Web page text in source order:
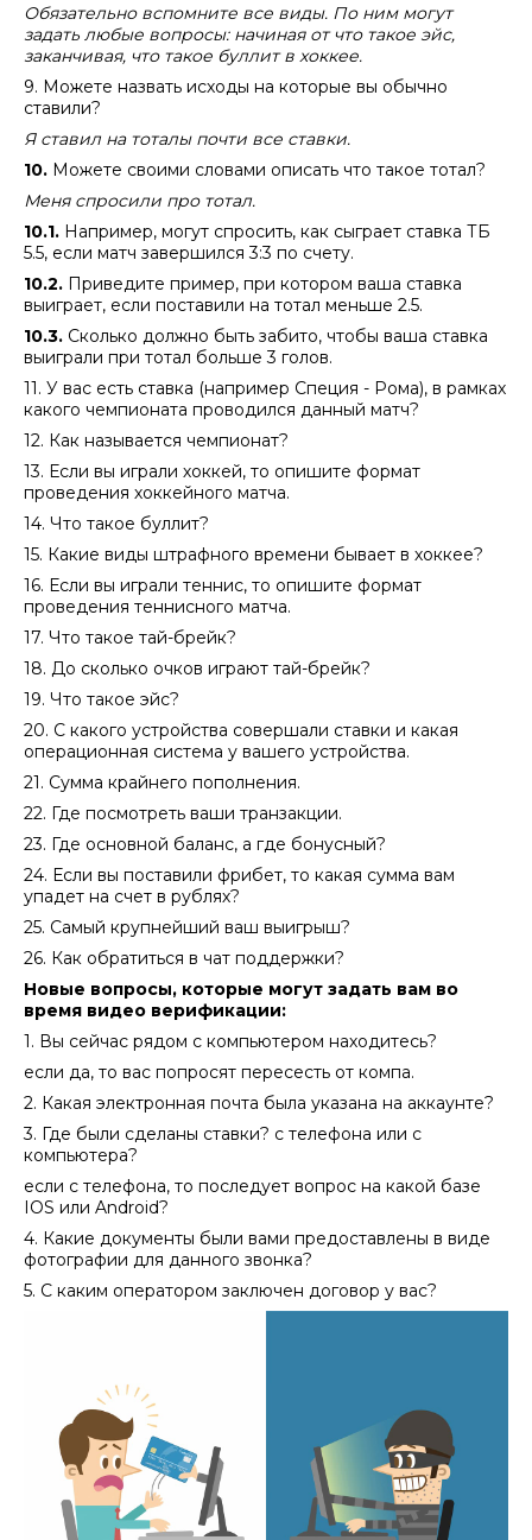
Обязательно вспомните все виды. По ним могут
задать любые вопросы: начиная от что такое эйс,
заканчивая, что такое буллит в хоккее.
9. Можете назвать исходы на которые вы обычно
ставили?
Я ставил на тоталы почти все ставки.
10. Можете своими словами описать что такое тотал?
Меня спросили про тотал.
10.1. Например, могут спросить, как сыграет ставка ТБ
5.5, если матч завершился 3:3 по счету.
10.2. Приведите пример, при котором ваша ставка
выиграет, если поставили на тотал меньше 2.5.
10.3. Сколько должно быть забито, чтобы ваша ставка
выиграли при тотал больше 3 голов.
11. У вас есть ставка (например Специя - Рома), в рамках
какого чемпионата проводился данный матч?
12. Как называется чемпионат?
13. Если вы играли хоккей, то опишите формат
проведения хоккейного матча.
14. Что такое буллит?
15. Какие виды штрафного времени бывает в хоккее?
16. Если вы играли теннис, то опишите формат
проведения теннисного матча.
17. Что такое тай-брейк?
18. До сколько очков играют тай-брейк?
19. Что такое эйс?
20. С какого устройства совершали ставки и какая
операционная система у вашего устройства.
21. Сумма крайнего пополнения.
22. Где посмотреть ваши транзакции.
23. Где основной баланс, а где бонусный?
24. Если вы поставили фрибет, то какая сумма вам
упадет на счет в рублях?
25. Самый крупнейший ваш выигрыш?
26. Как обратиться в чат поддержки?
Новые вопросы, которые могут задать вам во
время видео верификации:
1. Вы сейчас рядом с компьютером находитесь?
если да, то вас попросят пересесть от компа.
2. Какая электронная почта была указана на аккаунте?
3. Где были сделаны ставки? с телефона или с
компьютера?
если с телефона, то последует вопрос на какой базе
IOS или Android?
4. Какие документы были вами предоставлены в виде
фотографии для данного звонка?
5. С каким оператором заключен договор у вас?